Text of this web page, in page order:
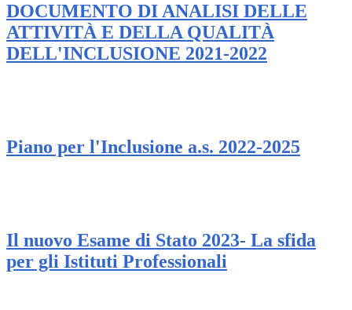
DOCUMENTO DI ANALISI DELLE
ATTIVITÀ E DELLA QUALITÀ
DELL'INCLUSIONE 2021-2022
Piano per l'Inclusione a.s. 2022-2025
Il nuovo Esame di Stato 2023- La sfida
per gli Istituti Professionali